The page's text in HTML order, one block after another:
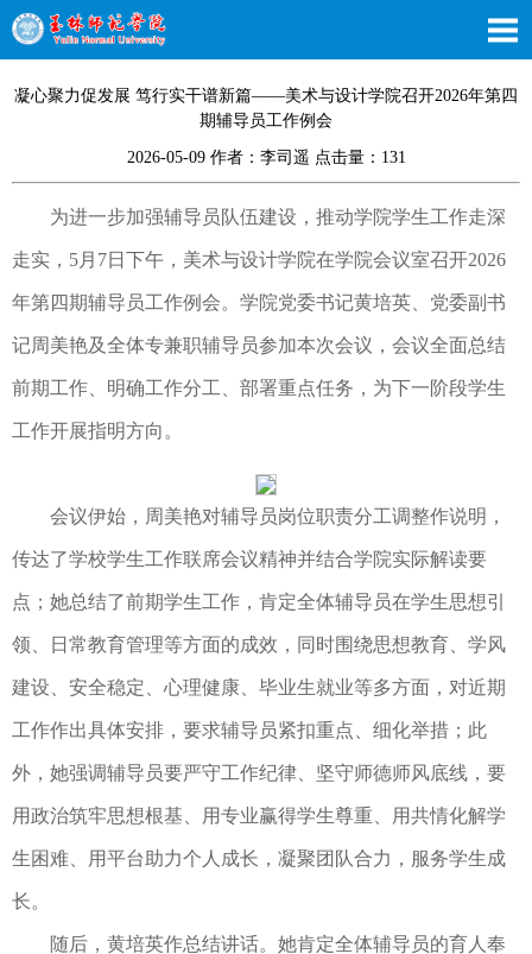
凝心聚力促发展 笃行实干谱新篇——美术与设计学院召开2026年第四
期辅导员工作例会
2026-05-09 作者：李司遥 点击量： 131
为进一步加强辅导员队伍建设，推动学院学生工作走深
走实，5月7日下午，美术与设计学院在学院会议室召开2026
年第四期辅导员工作例会。学院党委书记黄培英、党委副书
记周美艳及全体专兼职辅导员参加本次会议，会议全面总结
前期工作、明确工作分工、部署重点任务，为下一阶段学生
工作开展指明方向。
会议伊始，周美艳对辅导员岗位职责分工调整作说明，
传达了学校学生工作联席会议精神并结合学院实际解读要
点；她总结了前期学生工作，肯定全体辅导员在学生思想引
领、日常教育管理等方面的成效，同时围绕思想教育、学风
建设、安全稳定、心理健康、毕业生就业等多方面，对近期
工作作出具体安排，要求辅导员紧扣重点、细化举措；此
外，她强调辅导员要严守工作纪律、坚守师德师风底线，要
用政治筑牢思想根基、用专业赢得学生尊重、用共情化解学
生困难、用平台助力个人成长，凝聚团队合力，服务学生成
长。
随后，黄培英作总结讲话。她肯定全体辅导员的育人奉